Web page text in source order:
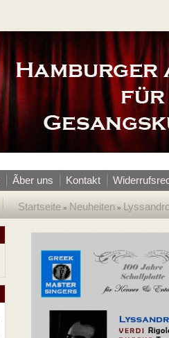
Ãber uns Kontakt
Startseite » Neuheiten »